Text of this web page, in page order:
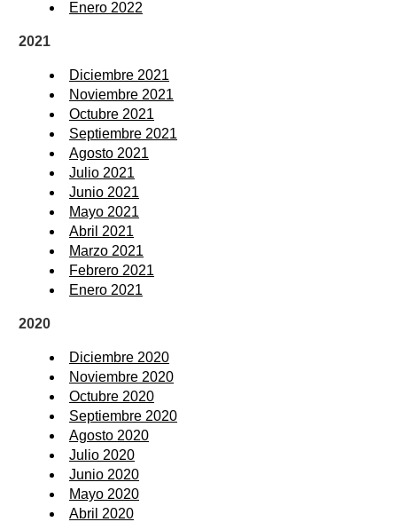
Enero 2022
2021
Diciembre 2021
Noviembre 2021
Octubre 2021
Septiembre 2021
Agosto 2021
Julio 2021
Junio 2021
Mayo 2021
Abril 2021
Marzo 2021
Febrero 2021
Enero 2021
2020
Diciembre 2020
Noviembre 2020
Octubre 2020
Septiembre 2020
Agosto 2020
Julio 2020
Junio 2020
Mayo 2020
Abril 2020